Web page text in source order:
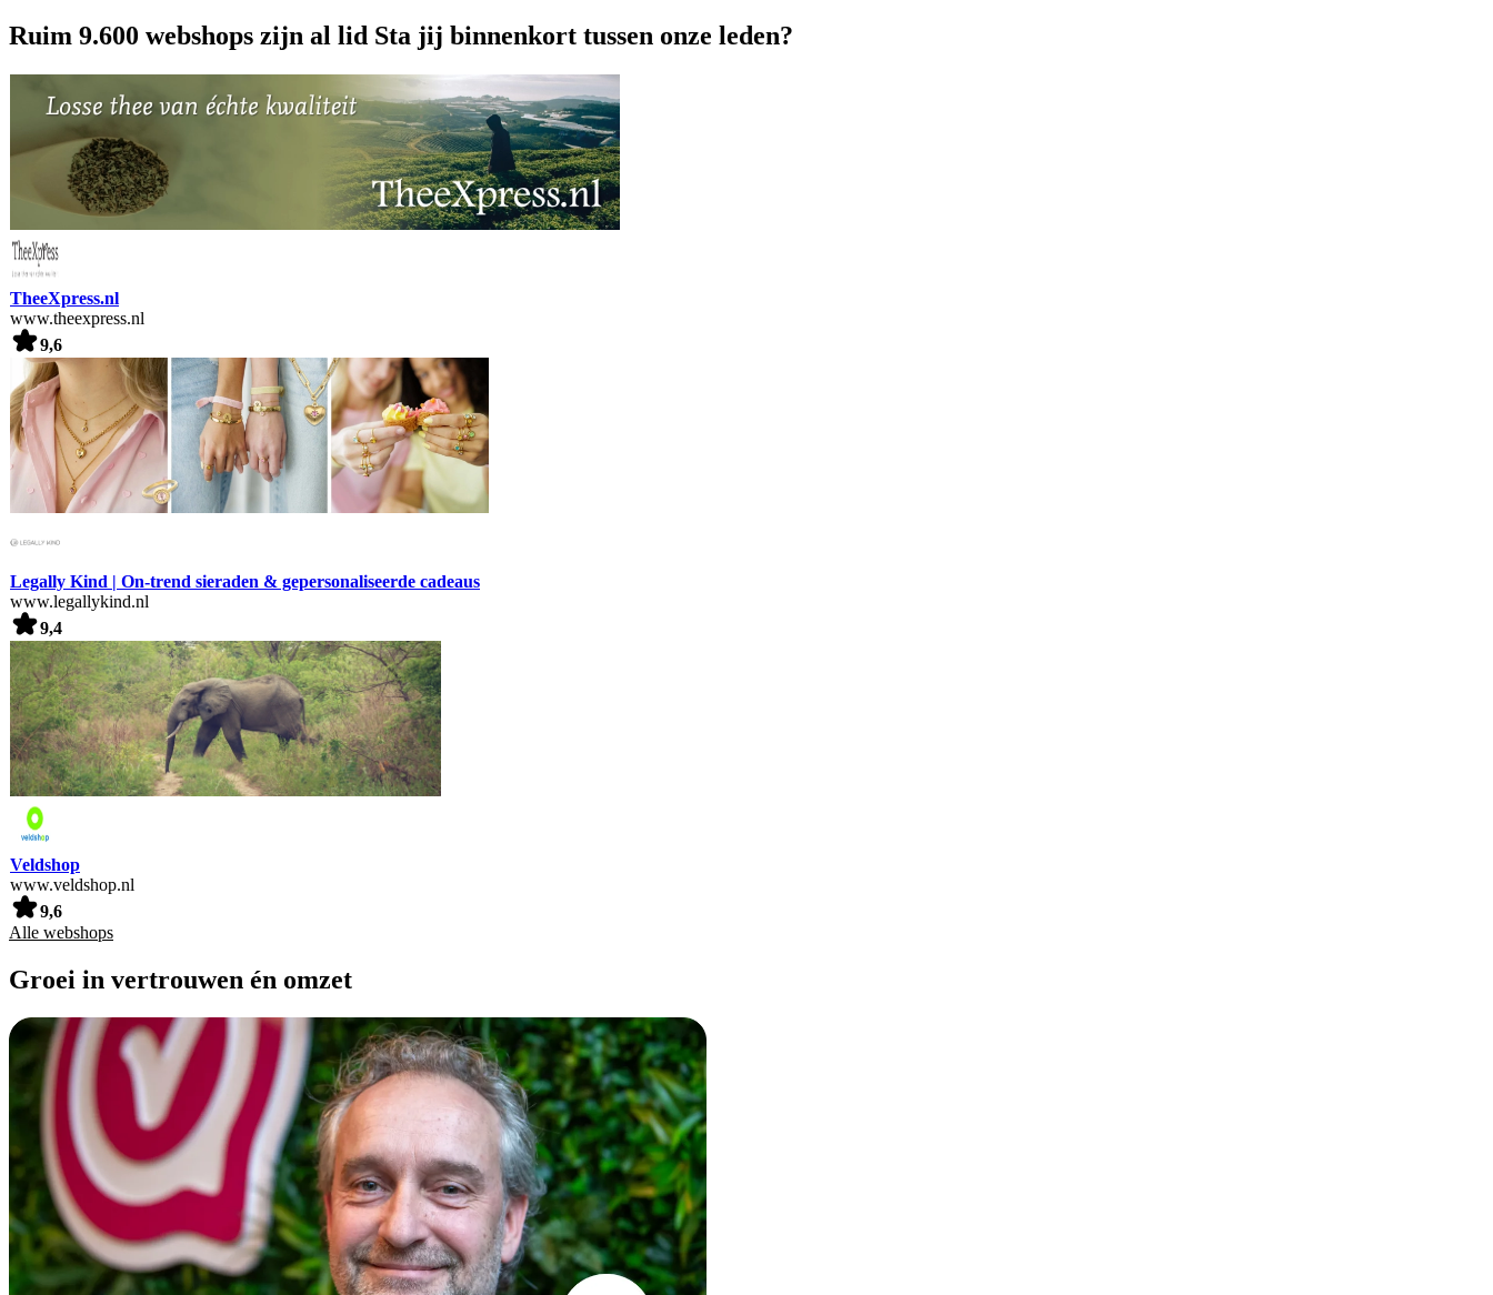
Ruim 9.600 webshops zijn al lid Sta jij binnenkort tussen onze leden?
TheeXpress.nl
www.theexpress.nl
9,6
Legally Kind | On-trend sieraden & gepersonaliseerde cadeaus
www.legallykind.nl
9,4
Veldshop
www.veldshop.nl
9,6
Alle webshops
Groei in vertrouwen én omzet